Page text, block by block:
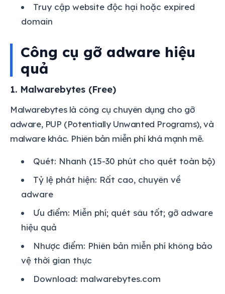
Truy cập website độc hại hoặc expired
domain
Công cụ gỡ adware hiệu
quả
1. Malwarebytes (Free)
Malwarebytes là công cụ chuyên dụng cho gỡ
adware, PUP (Potentially Unwanted Programs), và
malware khác. Phiên bản miễn phí khá mạnh mẽ.
Quét: Nhanh (15-30 phút cho quét toàn bộ)
Tỷ lệ phát hiện: Rất cao, chuyên về
adware
Ưu điểm: Miễn phí; quét sâu tốt; gỡ adware
hiệu quả
Nhược điểm: Phiên bản miễn phí không bảo
vệ thời gian thực
Download: malwarebytes.com